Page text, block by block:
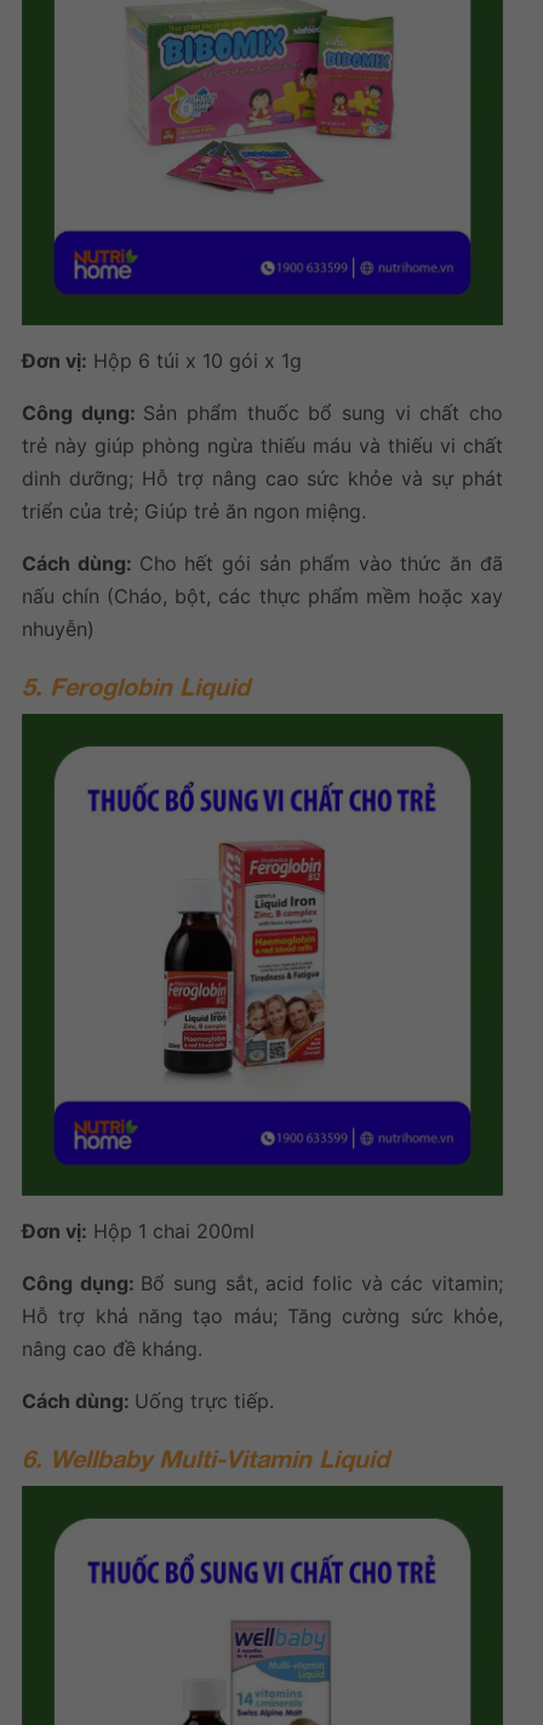
Đơn vị: Hộp 6 túi x 10 gói x 1g
Công dụng: Sản phẩm thuốc bổ sung vi chất cho
trẻ này giúp phòng ngừa thiếu máu và thiếu vi chất
dinh dưỡng; Hỗ trợ nâng cao sức khỏe và sự phát
triển của trẻ; Giúp trẻ ăn ngon miệng.
Cách dùng: Cho hết gói sản phẩm vào thức ăn đã
nấu chín (Cháo, bột, các thực phẩm mềm hoặc xay
nhuyễn)
5. Feroglobin Liquid
Đơn vị: Hộp 1 chai 200ml
Công dụng: Bổ sung sắt, acid folic và các vitamin;
Hỗ trợ khả năng tạo máu; Tăng cường sức khỏe,
nâng cao đề kháng.
Cách dùng: Uống trực tiếp.
6. Wellbaby Multi-Vitamin Liquid